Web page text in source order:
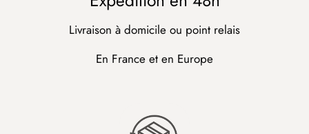
Livraison à domicile ou point relais
En France et en Europe